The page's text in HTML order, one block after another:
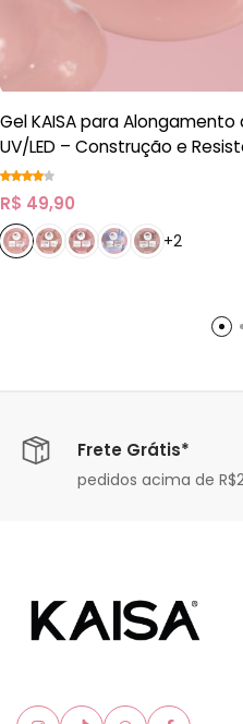
Gel KAISA para Alongamento
UV/LED – Construção e
R$ 49,90
+2
Frete Grátis*
pedidos acima de